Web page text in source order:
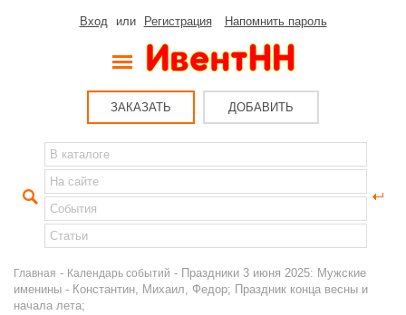
Вход или Регистрация Напомнить пароль
ЗАКАЗАТЬ ДОБАВИТЬ
Главная - Календарь событий - Праздники 3 июня 2025: Мужские
именины - Константин, Михаил, Федор; Праздник конца весны и
начала лета;